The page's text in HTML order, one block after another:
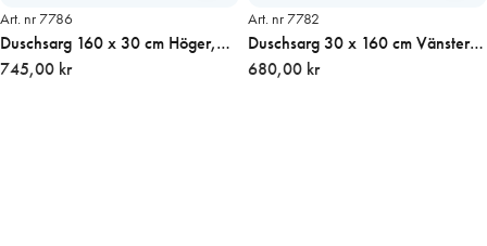
Art. nr 7786
Duschsarg 160 x 30 cm Höger,
Alu
745,00 kr
Art. nr 7782
Duschsarg 30 x 160 cm Vänster,
Vit
680,00 kr